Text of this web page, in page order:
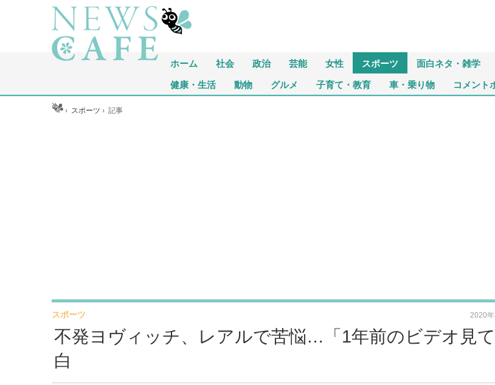
ホーム 社会 政治 芸能 女性 スポーツ 面白ネタ・雑学
健康・生活 動物 グルメ 子育て・教育 車・乗り物 コメント
ホーム › スポーツ ›記事
不発ヨヴィッチ、レアルで苦悩…「1年前のビデオ見
白
スポーツ 2020